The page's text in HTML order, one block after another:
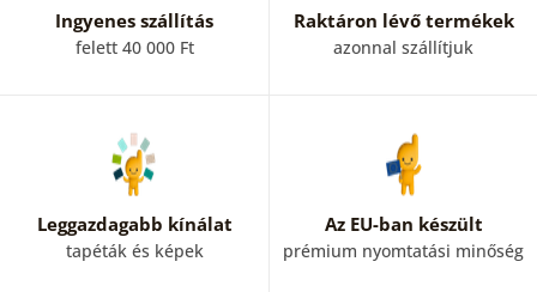
Ingyenes szállítás
felett 40 000 Ft
Raktáron lévő termékek
azonnal szállítjuk
Leggazdagabb kínálat
tapéták és képek
Az EU-ban készült
prémium nyomtatási minőség